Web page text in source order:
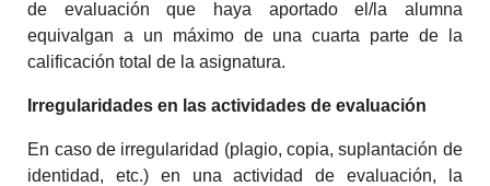
de evaluación que haya aportado el/la alumna
equivalgan a un máximo de una cuarta parte de la
calificación total de la asignatura.
Irregularidades en las actividades de evaluación
En caso de irregularidad (plagio, copia, suplantación de
identidad, etc.) en una actividad de evaluación, la